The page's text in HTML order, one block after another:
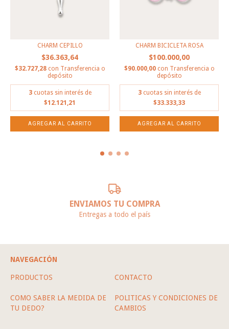
CHARM CEPILLO
$36.363,64
$32.727,28 con Transferencia o
depósito
3 cuotas sin interés de
$12.121,21
CHARM BICICLETA ROSA
$100.000,00
$90.000,00 con Transferencia o
depósito
3 cuotas sin interés de
$33.333,33
ENVIAMOS TU COMPRA
Entregas a todo el país
NAVEGACIÓN
PRODUCTOS CONTACTO
COMO SABER LA MEDIDA DE
TU DEDO?
POLITICAS Y CONDICIONES DE
CAMBIOS